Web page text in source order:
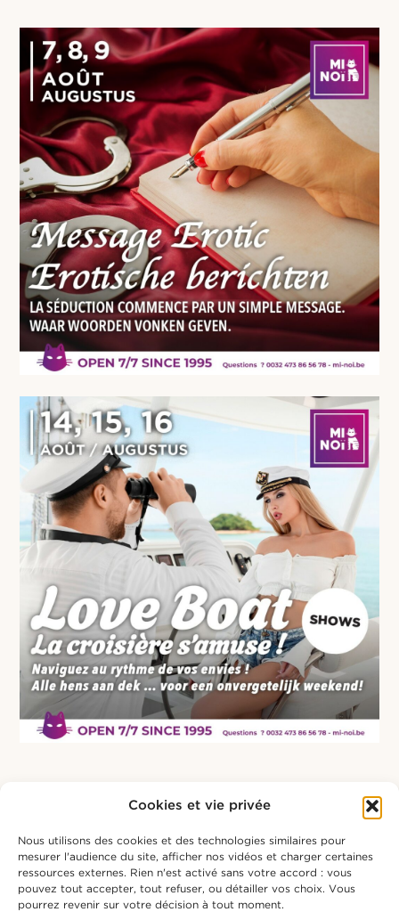
Cookies et vie privée
Nous utilisons des cookies et des technologies similaires pour
mesurer l'audience du site, afficher nos vidéos et charger certaines
ressources externes. Rien n'est activé sans votre accord : vous
pouvez tout accepter, tout refuser, ou détailler vos choix. Vous
pourrez revenir sur votre décision à tout moment.